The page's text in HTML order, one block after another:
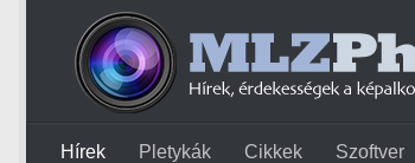
Hírek Pletykák Cikkek Szoftver